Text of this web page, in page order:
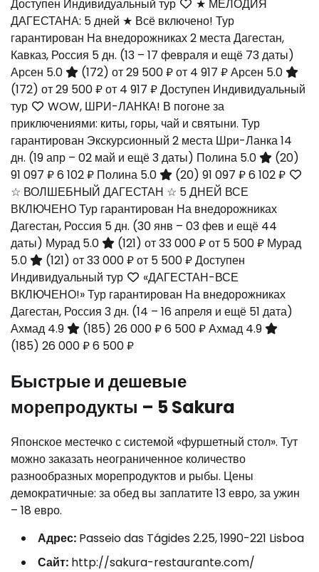
Доступен Индивидуальный тур
★ МЕЛОДИЯ
ДАГЕСТАНА: 5 дней ★ Всё включено! Тур
гарантирован На внедорожниках 2 места Дагестан,
Кавказ, Россия 5 дн. (13 – 17 февраля и ещё 73 даты)
Арсен 5.0
(172) от 29 500 ₽от 4 917 ₽Арсен 5.0
(172) от 29 500 ₽от 4 917 ₽Доступен Индивидуальный
тур
WOW, ШРИ-ЛАНКА! В погоне за
приключениями: киты, горы, чай и святыни. Тур
гарантирован Экскурсионный 2 места Шри-Ланка14
дн. (19 апр – 02 май и ещё 3 даты) Полина 5.0
(20)
91 097 ₽6 102 ₽ Полина 5.0 (20) 91 097 ₽6 102 ₽
☆ ВОЛШЕБНЫЙ ДАГЕСТАН ☆ 5 ДНЕЙ ВСЕ
ВКЛЮЧЕНО Тур гарантирован На внедорожниках
Дагестан, Россия 5 дн. (30 янв – 03 фев и ещё 44
даты) Мурад 5.0 (121) от 33 000 ₽от 5 500 ₽ Мурад
5.0
(121) от 33 000 ₽от 5 500 ₽Доступен
Индивидуальный тур
«ДАГЕСТАН-ВСЕ
ВКЛЮЧЕНО!» Тур гарантирован На внедорожниках
Дагестан, Россия 3 дн. (14 – 16 апреля и ещё 51 дата)
Ахмад 4.9
(185) 26 000 ₽6 500 ₽Ахмад 4.9
(185) 26 000 ₽6 500 ₽
Быстрые и дешевые
морепродукты – 5 Sakura
Японское местечко с системой «фуршетный стол». Тут
можно заказать неограниченное количество
разнообразных морепродуктов и рыбы. Цены
демократичные: за обед вы заплатите 13 евро, за ужин
– 18 евро.
Адрес: Passeio das Tágides 2.25, 1990-221 Lisboa
Сайт: http://sakura-restaurante.com/